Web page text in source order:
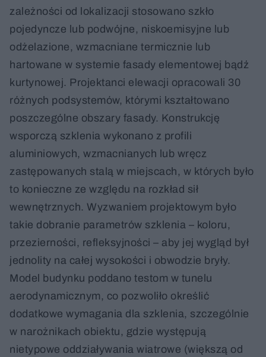
zależności od lokalizacji stosowano szkło
pojedyncze lub podwójne, niskoemisyjne lub
odżelazione, wzmacniane termicznie lub
hartowane w systemie fasady elementowej bądź
kurtynowej. Projektanci elewacji opracowali 30
różnych podsystemów, którymi kształtowano
poszczególne obszary fasady. Konstrukcję
wsporczą szklenia wykonano z profili
aluminiowych, wzmacnianych lub wręcz
zastępowanych stalą w miejscach, w których było
to konieczne ze względu na rozkład sił
wewnętrznych. Wyzwaniem projektowym było
takie dobranie parametrów szklenia – koloru,
przezierności, refleksyjności – aby jej wygląd był
jednolity na całej wysokości i obwodzie bryły.
Model budynku poddano testom w tunelu
aerodynamicznym, co pozwoliło określić
dodatkowe wymagania dla szklenia, szczególnie
w narożnikach obiektu, gdzie występują
nietypowe oddziaływania wiatrowe (większą od